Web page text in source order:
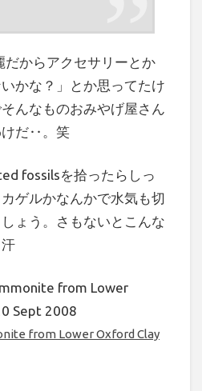
だからアクセサリーとか
かな？」とか思ってたけ
んなものおみやげ屋さん
けだ‥。笑
fossilsを拾ったらしっ
ゲルかなんかで水気も切
ょう。さもないとこんな
from Lower Oxford Clay